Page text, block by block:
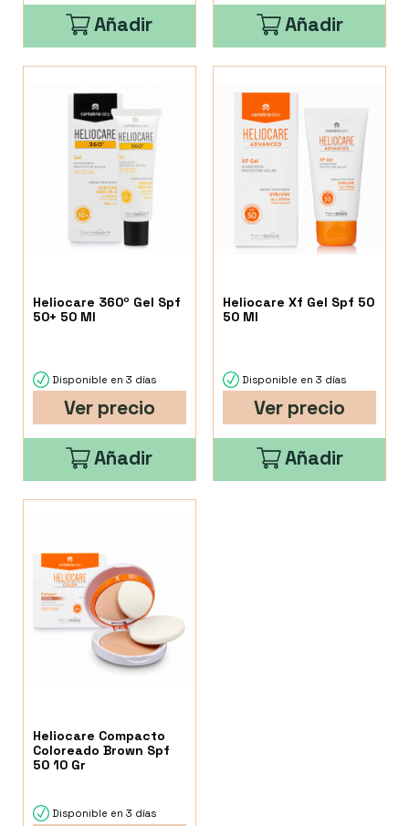
Añadir Añadir
Heliocare 360º Gel Spf
50+ 50 Ml
Disponible en 3 días
Ver precio
Añadir
Heliocare Xf Gel Spf 50
50 Ml
Disponible en 3 días
Ver precio
Añadir
Heliocare Compacto
Coloreado Brown Spf
50 10 Gr
Disponible en 3 días